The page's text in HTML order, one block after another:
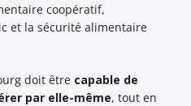
coopératif,
et la sécurité alimentaire
doit être capable de
par elle-même, tout en